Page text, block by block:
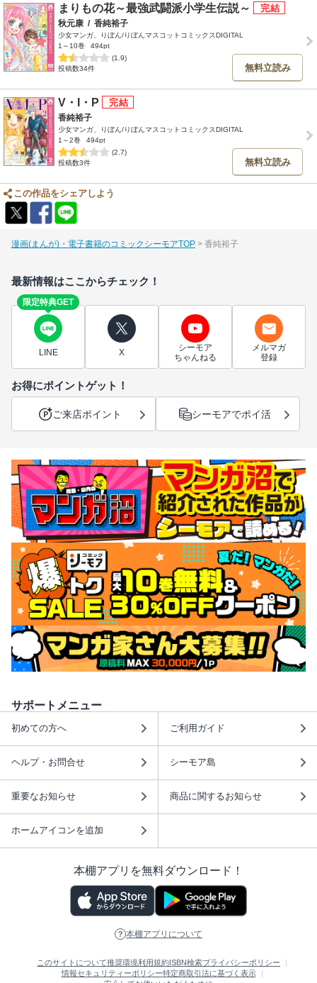
まりもの花～最強武闘派小学生伝説～
秋元康 / 香純裕子
少女マンガ、りぼん/りぼんマスコットコミックスDIGITAL
1～10巻
494pt
(1.9)
投稿数34件
無料立読み
V・I・P
香純裕子
少女マンガ、りぼん/りぼんマスコットコミックスDIGITAL
1～2巻
494pt
(2.7)
投稿数3件
無料立読み
この作品をシェアしよう
漫画(まんが)・電子書籍のコミックシーモアTOP 香純裕子
最新情報はここからチェック！
限定特典GET
LINE X
シーモア
ちゃんねる
メルマガ
登録
お得にポイントゲット！
ご来店ポイント シーモアでポイ活
サポートメニュー
初めての方へ ご利用ガイド
ヘルプ・お問合せ シーモア島
重要なお知らせ 商品に関するお知らせ
ホームアイコンを追加
本棚アプリを無料ダウンロード！
本棚アプリについて
このサイトについて推奨環境利用規約 ISBN検索プライバシーポリシー
情報セキュリティーポリシー特定商取引法に基づく表示